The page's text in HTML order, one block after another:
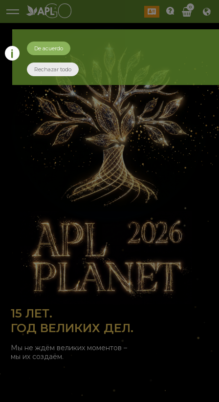
0
15 ЛЕТ.
ГОД ВЕЛИКИХ ДЕЛ.
Мы не ждём великих моментов –
мы их создаём.
De acuerdo
Rechazar todo